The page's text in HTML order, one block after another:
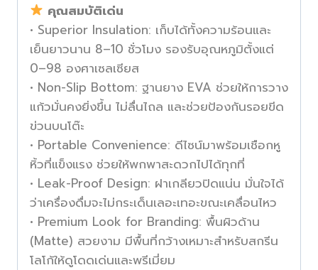
คุณสมบัติเด่น
• Superior Insulation: เก็บได้ทั้งความร้อนและ
เย็นยาวนาน 8–10 ชั่วโมง รองรับอุณหภูมิตั้งแต่
0–98 องศาเซลเซียส
• Non-Slip Bottom: ฐานยาง EVA ช่วยให้การวาง
แก้วมั่นคงยิ่งขึ้น ไม่ลื่นไถล และช่วยป้องกันรอยขีด
ข่วนบนโต๊ะ
• Portable Convenience: ดีไซน์มาพร้อมเชือกหู
หิ้วที่แข็งแรง ช่วยให้พกพาสะดวกไปได้ทุกที่
• Leak-Proof Design: ฝาเกลียวปิดแน่น มั่นใจได้
ว่าเครื่องดื่มจะไม่กระเด็นเลอะเทอะขณะเคลื่อนไหว
• Premium Look for Branding: พื้นผิวด้าน
(Matte) สวยงาม มีพื้นที่กว้างเหมาะสำหรับสกรีน
โลโก้ให้ดูโดดเด่นและพรีเมี่ยม